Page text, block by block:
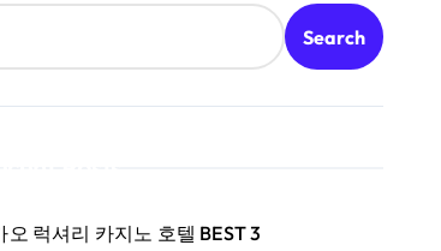
Search
오 럭셔리 카지노 호텔 BEST 3